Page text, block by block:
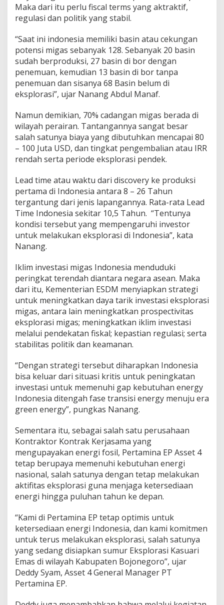
Maka dari itu perlu fiscal terms yang aktraktif,
regulasi dan politik yang stabil.
“Saat ini indonesia memiliki basin atau cekungan
potensi migas sebanyak 128. Sebanyak 20 basin
sudah berproduksi, 27 basin di bor dengan
penemuan, kemudian 13 basin di bor tanpa
penemuan dan sisanya 68 Basin belum di
eksplorasi”, ujar Nanang Abdul Manaf.
Namun demikian, 70% cadangan migas berada di
wilayah perairan. Tantangannya sangat besar
salah satunya biaya yang dibutuhkan mencapai 80
– 100 Juta USD, dan tingkat pengembalian atau IRR
rendah serta periode eksplorasi pendek.
Lead time atau waktu dari discovery ke produksi
pertama di Indonesia antara 8 – 26 Tahun
tergantung dari jenis lapangannya. Rata-rata Lead
Time Indonesia sekitar 10,5 Tahun. “Tentunya
kondisi tersebut yang mempengaruhi investor
untuk melakukan eksplorasi di Indonesia”, kata
Nanang.
Iklim investasi migas Indonesia menduduki
peringkat terendah diantara negara asean. Maka
dari itu, Kementerian ESDM menyiapkan strategi
untuk meningkatkan daya tarik investasi eksplorasi
migas, antara lain meningkatkan prospectivitas
eksplorasi migas; meningkatkan iklim investasi
melalui pendekatan fiskal; kepastian regulasi; serta
stabilitas politik dan keamanan.
“Dengan strategi tersebut diharapkan Indonesia
bisa keluar dari situasi kritis untuk peningkatan
investasi untuk memenuhi gap kebutuhan energy
Indonesia ditengah fase transisi energy menuju era
green energy”, pungkas Nanang.
Sementara itu, sebagai salah satu perusahaan
Kontraktor Kontrak Kerjasama yang
mengupayakan energi fosil, Pertamina EP Asset 4
tetap berupaya memenuhi kebutuhan energi
nasional, salah satunya dengan tetap melakukan
aktifitas eksplorasi guna menjaga ketersediaan
energi hingga puluhan tahun ke depan.
“Kami di Pertamina EP tetap optimis untuk
ketersediaan energi Indonesia, dan kami komitmen
untuk terus melakukan eksplorasi, salah satunya
yang sedang disiapkan sumur Eksplorasi Kasuari
Emas di wilayah Kabupaten Bojonegoro”, ujar
Deddy Syam, Asset 4 General Manager PT
Pertamina EP.